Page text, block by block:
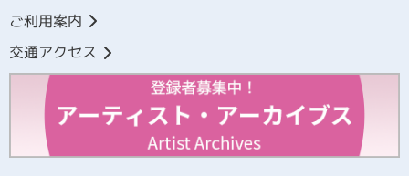
ご利用案内
交通アクセス